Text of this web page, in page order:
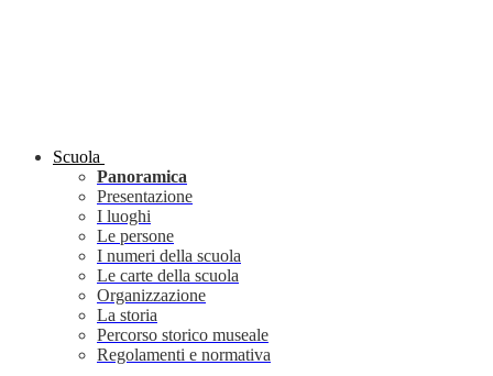
Scuola
Panoramica
Presentazione
I luoghi
Le persone
I numeri della scuola
Le carte della scuola
Organizzazione
La storia
Percorso storico museale
Regolamenti e normativa